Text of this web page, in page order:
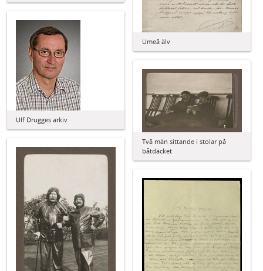
Umeå älv
Ulf Drugges arkiv
Två män sittande i stolar på
båtdäcket